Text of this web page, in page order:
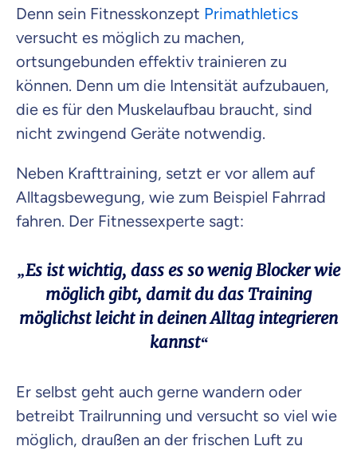
Denn sein Fitnesskonzept Primathletics
versucht es möglich zu machen,
ortsungebunden effektiv trainieren zu
können. Denn um die Intensität aufzubauen,
die es für den Muskelaufbau braucht, sind
nicht zwingend Geräte notwendig.
Neben Krafttraining, setzt er vor allem auf
Alltagsbewegung, wie zum Beispiel Fahrrad
fahren. Der Fitnessexperte sagt:
„Es ist wichtig, dass es so wenig Blocker wie
möglich gibt, damit du das Training
möglichst leicht in deinen Alltag integrieren
kannst“
Er selbst geht auch gerne wandern oder
betreibt Trailrunning und versucht so viel wie
möglich, draußen an der frischen Luft zu